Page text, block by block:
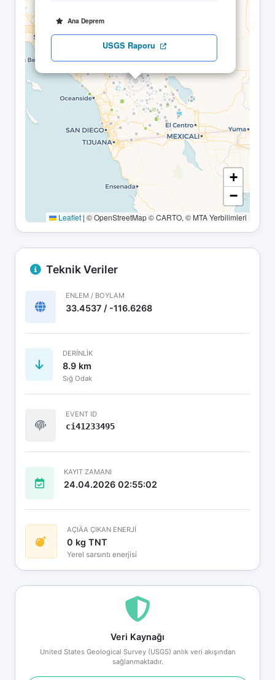
Ana Deprem
USGS Raporu
+
−
Leaflet | © OpenStreetMap © CARTO, © MTA Yerbilimleri
Teknik Veriler
ENLEM / BOYLAM
33.4537 / -116.6268
DERINLIK
8.9 km
Sığ Odak
EVENT ID
ci41233495
KAYIT ZAMANI
24.04.2026 02:55:02
AÇIÄA ÇIKAN ENERJİ
0 kg TNT
Yerel sarsıntı enerjisi
Veri Kaynağı
United States Geological Survey (USGS) anlık veri akışından
sağlanmaktadır.